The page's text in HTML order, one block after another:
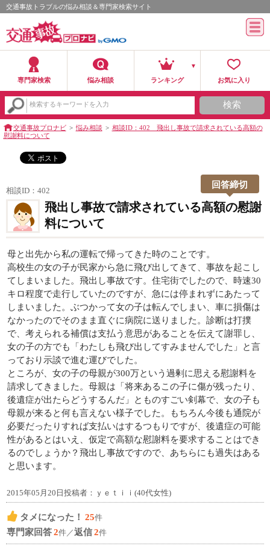
交通事故トラブルの悩み相談＆専門家検索サイト
専門家検索 悩み相談 ランキング お気に入り
検索するキーワードを入力 検索
交通事故プロナビ 悩み相談
相談ID：402 飛出し事故で請求されている高額の
慰謝料について
相談ID：402
回答締切
飛出し事故で請求されている高額の慰謝
料について
母と出先から私の運転で帰ってきた時のことです。
高校生の女の子が民家から急に飛び出してきて、事故を起こし
てしまいました。飛出し事故です。住宅街でしたので、時速30
キロ程度で走行していたのですが、急には停まれずにあたって
しまいました。ぶつかって女の子は転んでしまい、車に損傷は
なかったのでそのまま直ぐに病院に送りました。診断は打撲
で、考えられる補償は支払う意思があることを伝えて謝罪し、
女の子の方でも「わたしも飛び出してすみませんでした」と言
っており示談で進む運びでした。
ところが、女の子の母親が300万という過剰に思える慰謝料を
請求してきました。母親は「将来あるこの子に傷が残ったり、
後遺症が出たらどうするんだ」とものすごい剣幕で、女の子も
母親が来ると何も言えない様子でした。もちろん今後も通院が
必要だったりすれば支払いはするつもりですが、後遺症の可能
性があるとはいえ、仮定で高額な慰謝料を要求することはでき
るのでしょうか？飛出し事故ですので、あちらにも過失はある
と思います。
2015年05月20日投稿者：ｙｅｔｉｉ(40代女性)
タメになった！ 25件
専門家回答2件／返信2件